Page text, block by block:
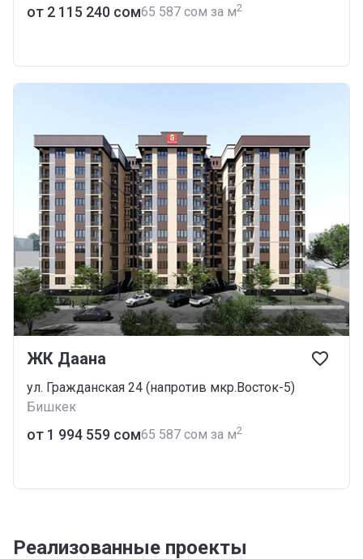
от ‍2 115 240 сом‍65 587 сом за м2
ЖК Даана
ул. Гражданская 24 (напротив мкр.Восток-5)
Бишкек
от ‍1 994 559 сом‍65 587 сом за м2
Реализованные проекты